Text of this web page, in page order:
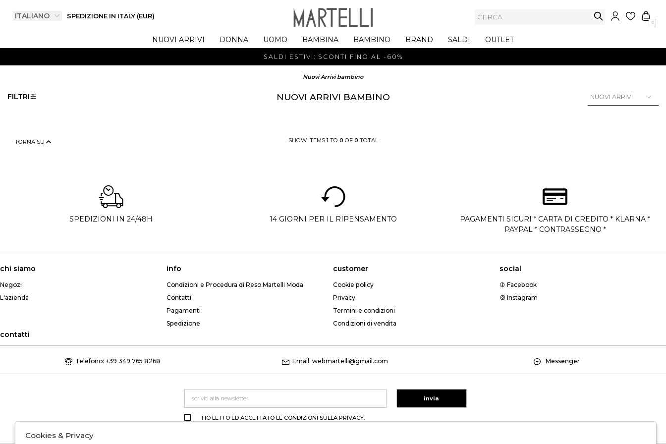
SPEDIZIONE IN ITALY (EUR)
0
NUOVI ARRIVI DONNA UOMO BAMBINA BAMBINO BRAND SALDI OUTLET
SALDI ESTIVI: SCONTI FINO AL -60%
Nuovi Arrivi bambino
FILTRI NUOVI ARRIVI BAMBINO
TORNA SU SHOW ITEMS 1TO 0 OF 0 TOTAL
SPEDIZIONI IN 24/48H 14 GIORNI PER IL RIPENSAMENTO
PAGAMENTI SICURI * CARTA DI CREDITO * KLARNA *
PAYPAL * CONTRASSEGNO *
chi siamo
Negozi
L'azienda
info
Condizioni e Procedura di Reso Martelli Moda
Contatti
Pagamenti
Spedizione
customer
Cookie policy
Privacy
Termini e condizioni
Condizioni di vendita
social
Facebook
Instagram
contatti
Telefono: +39 349 765 8268 Email: webmartelli@gmail.com Messenger
HO LETTO ED ACCETTATO LE CONDIZIONI SULLA PRIVACY.
invia
Cookies & Privacy